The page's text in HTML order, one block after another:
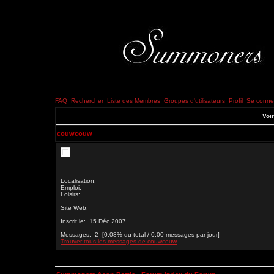
FAQ Rechercher Liste des Membres Groupes d'utilisateurs Profil Se
couwcouw
Localisation:
Emploi:
Loisirs:
Site Web:
Inscrit le: 15 Déc 2007
Messages: 2 [0.08% du total / 0.00 messages par jour]
Trouver tous les messages de couwcouw